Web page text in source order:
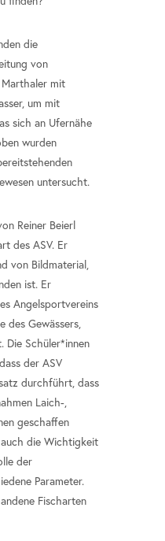
die
von
mit
um mit
sich an Ufernähe
wurden
untersucht.
Reiner Beierl
des ASV. Er
von Bildmaterial,
ist. Er
Angelsportvereins
des Gewässers,
Die Schüler*innen
der ASV
durchführt, dass
Laich-,
geschaffen
die Wichtigkeit
der
Parameter.
Fischarten